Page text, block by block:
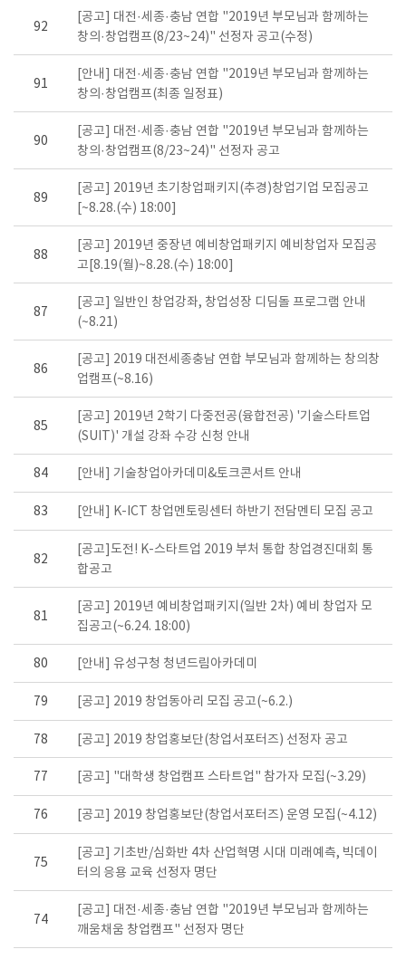
92
[공고] 대전·세종·충남 연합 "2019년 부모님과 함께하는
창의·창업캠프(8/23~24)" 선정자 공고(수정)
91
[안내] 대전·세종·충남 연합 "2019년 부모님과 함께하는
창의·창업캠프(최종 일정표)
90
[공고] 대전·세종·충남 연합 "2019년 부모님과 함께하는
창의·창업캠프(8/23~24)" 선정자 공고
89
[공고] 2019년 초기창업패키지(추경)창업기업 모집공고
[~8.28.(수) 18:00]
88
[공고] 2019년 중장년 예비창업패키지 예비창업자 모집공
고[8.19(월)~8.28.(수) 18:00]
87
[공고] 일반인 창업강좌, 창업성장 디딤돌 프로그램 안내
(~8.21)
86
[공고] 2019 대전세종충남 연합 부모님과 함께하는 창의창
업캠프(~8.16)
85
[공고] 2019년 2학기 다중전공(융합전공) '기술스타트업
(SUIT)' 개설 강좌 수강 신청 안내
84 [안내] 기술창업아카데미&토크콘서트 안내
83 [안내] K-ICT 창업멘토링센터 하반기 전담멘티 모집 공고
82
[공고]도전! K-스타트업 2019 부처 통합 창업경진대회 통
합공고
81
[공고] 2019년 예비창업패키지(일반 2차) 예비 창업자 모
집공고(~6.24. 18:00)
80 [안내] 유성구청 청년드림아카데미
79 [공고] 2019 창업동아리 모집 공고(~6.2.)
78 [공고] 2019 창업홍보단(창업서포터즈) 선정자 공고
77 [공고] "대학생 창업캠프 스타트업" 참가자 모집(~3.29)
76 [공고] 2019 창업홍보단(창업서포터즈) 운영 모집(~4.12)
75
[공고] 기초반/심화반 4차 산업혁명 시대 미래예측, 빅데이
터의 응용 교육 선정자 명단
74
[공고] 대전·세종·충남 연합 "2019년 부모님과 함께하는
깨움채움 창업캠프" 선정자 명단